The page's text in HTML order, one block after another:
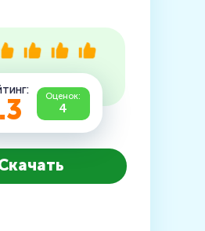
Оценок:
4